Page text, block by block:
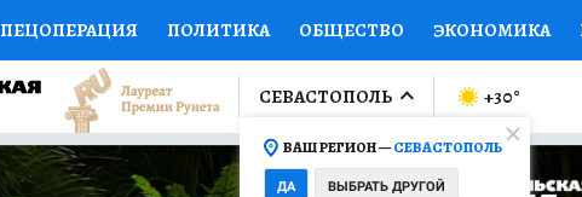
ПОЛИТИКА ОБЩЕСТВО ЭКОНОМИКА
СПОРТ КОЛУМНИСТЫ ПРОИСШЕСТВИЯ
ДОКТОР ФИНАНСЫ ОТКРЫВАЕМ МИР Я ЗНАЮ
СЕВАСТОПОЛЬ
ВАШ РЕГИОН —СЕВАСТОПОЛЬ
ДА ВЫБРАТЬ ДРУГОЙ
+30°